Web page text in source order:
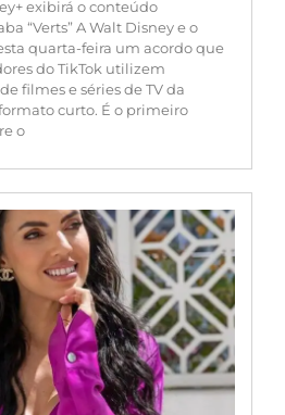
exibirá o conteúdo
“Verts” A Walt Disney e o
quarta-feira um acordo que
do TikTok utilizem
filmes e séries de TV da
curto. É o primeiro
o